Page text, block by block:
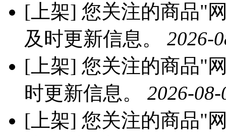
[上架] 您关注的商品"
及时更新信息。 2026-
[上架] 您关注的商品"
时更新信息。 2026-
[上架] 您关注的商品"